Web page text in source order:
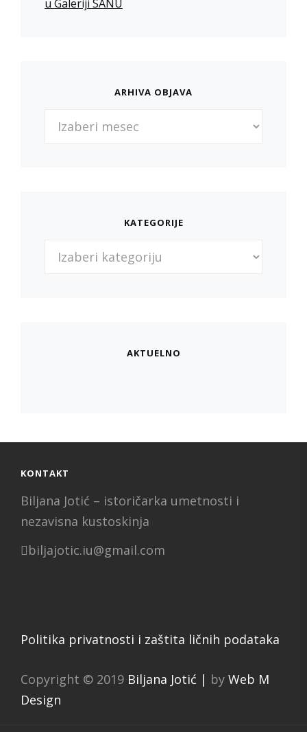
u Galeriji SANU
ARHIVA OBJAVA
Arhiva
KATEGORIJE
Kategorije
AKTUELNO
KONTAKT
Biljana Jotić – istoričarka umetnosti i
nezavisna kustoskinja
biljajotic.iu@gmail.com
Politika privatnosti i zaštita ličnih podataka
Copyright © 2019 Biljana Jotić | by Web M
Design